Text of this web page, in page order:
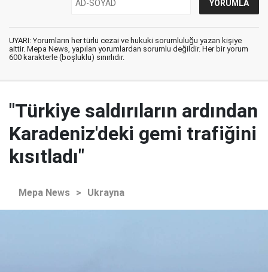
UYARI: Yorumların her türlü cezai ve hukuki sorumluluğu yazan kişiye
aittir. Mepa News, yapılan yorumlardan sorumlu değildir. Her bir yorum
600 karakterle (boşluklu) sınırlıdır.
"Türkiye saldırıların ardından
Karadeniz'deki gemi trafiğini
kısıtladı"
Mepa News > Ukrayna